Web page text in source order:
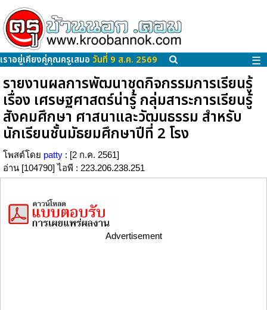
เราอยู่เคียงคู่คุณครูเสมอ วันที่ 9 ส.ค. 2569 ☰
รายงานผลการพัฒนาชุดกิจกรรมการเรียนรู้
เรื่อง เศรษฐศาสตร์น่ารู้ กลุ่มสาระการเรียนรู้
สังคมศึกษา ศาสนาและวัฒนธรรม สำหรับ
นักเรียนชั้นมัธยมศึกษาปีที่ 2 โรง
โพสต์โดย patty : [2 ก.ค. 2561]
อ่าน [104790] ไอพี : 223.206.238.251
Advertisement